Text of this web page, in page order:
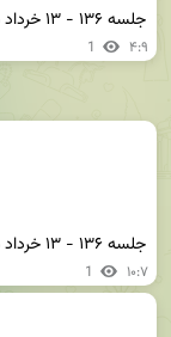
جلسه ۱۳۶ - ۱۳ خرداد ۱۴۰۵
1 ۴:۹
جلسه ۱۳۶ - ۱۳ خرداد ۱۴۰۵
1 ۱۰:۷